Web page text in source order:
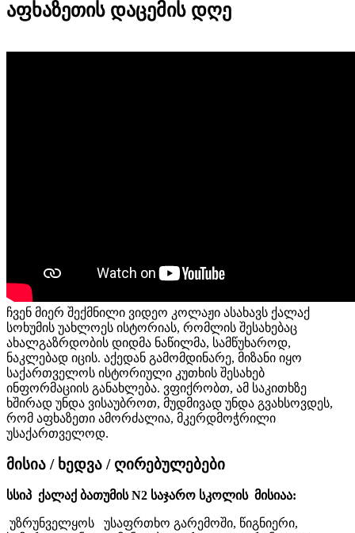
აფხაზეთის დაცემის დღე
ჩვენ მიერ შექმნილი ვიდეო კოლაჟი ასახავს ქალაქ
სოხუმის უახლოეს ისტორიას, რომლის შესახებაც
ახალგაზრდობის დიდმა ნაწილმა, სამწუხაროდ,
ნაკლებად იცის. აქედან გამომდინარე, მიზანი იყო
საქართველოს ისტორიული კუთხის შესახებ
ინფორმაციის განახლება. ვფიქრობთ, ამ საკითხზე
ხშირად უნდა ვისაუბროთ, მუდმივად უნდა გვახსოვდეს,
რომ აფხაზეთი ამორძალია, მკერდმოჭრილი
უსაქართველოდ.
მისია / ხედვა / ღირებულებები
სსიპ ქალაქ ბათუმის N2 საჯარო სკოლის მისიაა:
უზრუნველყოს უსაფრთხო გარემოში, წიგნიერი,